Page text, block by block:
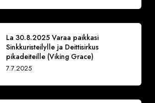
La 30.8.2025 Varaa paikkasi
Sinkkuristeilylle ja Deittisirkus
pikadeiteille (Viking Grace)
7.7.2025